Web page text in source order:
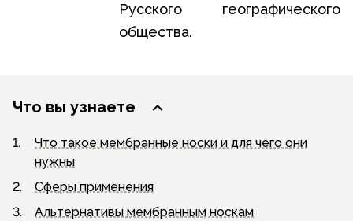
Русского географического
общества.
Что вы узнаете
1.
Что такое мембранные носки и для чего они
нужны
2.
Сферы применения
3.
Альтернативы мембранным носкам